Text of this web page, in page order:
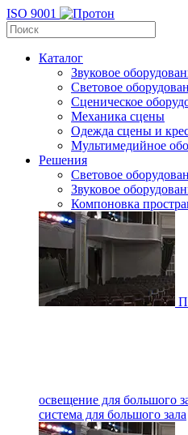
ISO 9001
Каталог
Звуковое
Световое
Сценическое
Механика сцены
Одежда сцены и
Мультимедийное
Решения
Световое
Звуковое
Компоновка
освещение для большого
система для большого зала